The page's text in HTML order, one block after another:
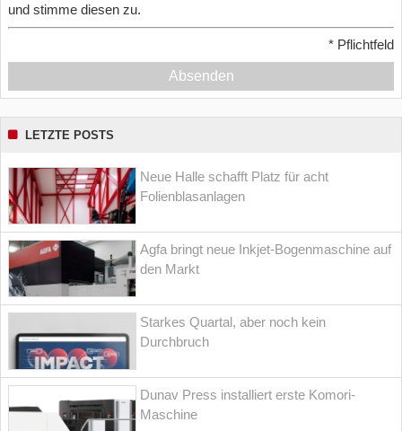
und stimme diesen zu.
* Pflichtfeld
Absenden
LETZTE POSTS
Neue Halle schafft Platz für acht
Folienblasanlagen
Agfa bringt neue Inkjet-Bogenmaschine auf
den Markt
Starkes Quartal, aber noch kein
Durchbruch
Dunav Press installiert erste Komori-
Maschine